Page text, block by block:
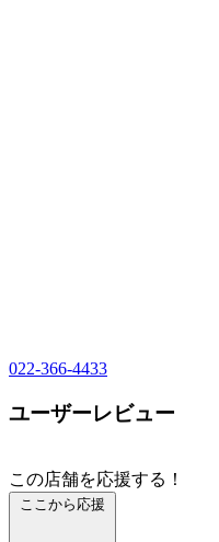
022-366-4433
ユーザーレビュー
この店舗を応援する！
ここから応援